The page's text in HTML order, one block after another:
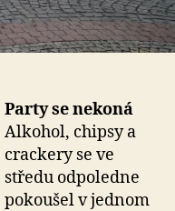
Party se nekoná
Alkohol, chipsy a
crackery se ve
středu odpoledne
pokoušel v jednom